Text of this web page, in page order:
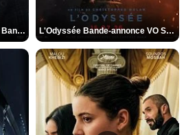
Spider-Man: Brand New Day Bande-annonce VO STFR L'Odyssée Bande-annonce VO STFR